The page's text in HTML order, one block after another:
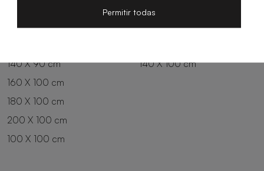
100 X 90 cm
140 X 90 cm
180 X 90 cm
200 X 90 cm
140 X 100 cm
160 X 100 cm
180 X 100 cm
200 X 100 cm
100 X 100 cm
Permitir todas